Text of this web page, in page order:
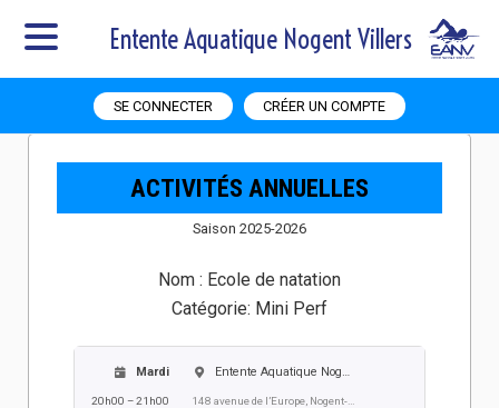
Entente Aquatique Nogent Villers
SE CONNECTER CRÉER UN COMPTE
ACTIVITÉS ANNUELLES
Saison 2025-2026
Nom : Ecole de natation
Catégorie: Mini Perf
Mardi
20h00 – 21h00
Entente Aquatique Nogent Villers EANV
148 avenue de l’Europe, Nogent-sur-Oise